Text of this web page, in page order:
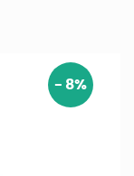
- 8%